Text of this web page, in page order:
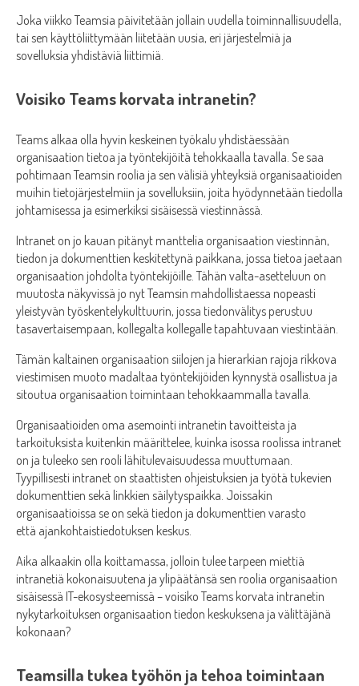
Joka viikko Teamsia päivitetään jollain uudella toiminnallisuudella,
tai sen käyttöliittymään liitetään uusia, eri järjestelmiä ja
sovelluksia yhdistäviä liittimiä.
Voisiko Teams korvata intranetin?
Teams alkaa olla hyvin keskeinen työkalu yhdistäessään
organisaation tietoa ja työntekijöitä tehokkaalla tavalla. Se saa
pohtimaan Teamsin roolia ja sen välisiä yhteyksiä organisaatioiden
muihin tietojärjestelmiin ja sovelluksiin, joita hyödynnetään tiedolla
johtamisessa ja esimerkiksi sisäisessä viestinnässä.
Intranet on jo kauan pitänyt manttelia organisaation viestinnän,
tiedon ja dokumenttien keskitettynä paikkana, jossa tietoa jaetaan
organisaation johdolta työntekijöille. Tähän valta-asetteluun on
muutosta näkyvissä jo nyt Teamsin mahdollistaessa nopeasti
yleistyvän työskentelykulttuurin, jossa tiedonvälitys perustuu
tasavertaisempaan, kollegalta kollegalle tapahtuvaan viestintään.
Tämän kaltainen organisaation siilojen ja hierarkian rajoja rikkova
viestimisen muoto madaltaa työntekijöiden kynnystä osallistua ja
sitoutua organisaation toimintaan tehokkaammalla tavalla.
Organisaatioiden oma asemointi intranetin tavoitteista ja
tarkoituksista kuitenkin määrittelee, kuinka isossa roolissa intranet
on ja tuleeko sen rooli lähitulevaisuudessa muuttumaan.
Tyypillisesti intranet on staattisten ohjeistuksien ja työtä tukevien
dokumenttien sekä linkkien säilytyspaikka. Joissakin
organisaatioissa se on sekä tiedon ja dokumenttien varasto
että ajankohtaistiedotuksen keskus.
Aika alkaakin olla koittamassa, jolloin tulee tarpeen miettiä
intranetiä kokonaisuutena ja ylipäätänsä sen roolia organisaation
sisäisessä IT-ekosysteemissä – voisiko Teams korvata intranetin
nykytarkoituksen organisaation tiedon keskuksena ja välittäjänä
kokonaan?
Teamsilla tukea työhön ja tehoa toimintaan